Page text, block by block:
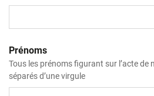
Prénoms
Tous les prénoms figurant sur l’acte de
séparés d’une virgule